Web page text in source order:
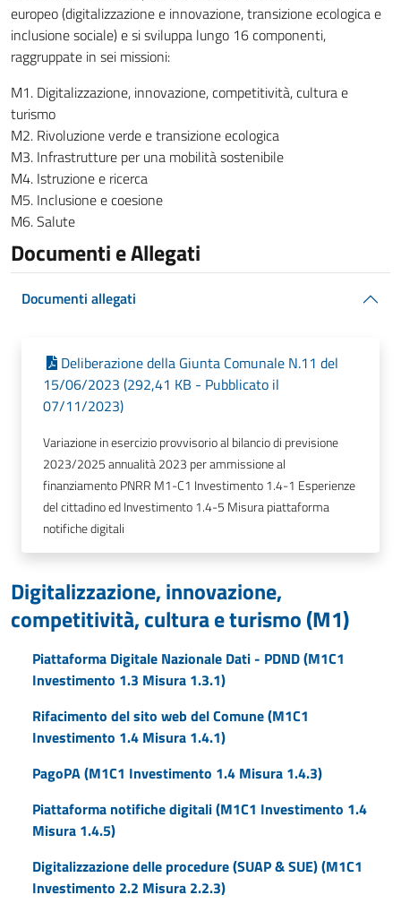
europeo (digitalizzazione e innovazione, transizione ecologica e
inclusione sociale) e si sviluppa lungo 16 componenti,
raggruppate in sei missioni:
M1. Digitalizzazione, innovazione, competitività, cultura e
turismo
M2. Rivoluzione verde e transizione ecologica
M3. Infrastrutture per una mobilità sostenibile
M4. Istruzione e ricerca
M5. Inclusione e coesione
M6. Salute
Documenti e Allegati
Documenti allegati
Deliberazione della Giunta Comunale N.11 del
15/06/2023 (292,41 KB - Pubblicato il
07/11/2023)
Variazione in esercizio provvisorio al bilancio di previsione
2023/2025 annualità 2023 per ammissione al
finanziamento PNRR M1-C1 Investimento 1.4-1 Esperienze
del cittadino ed Investimento 1.4-5 Misura piattaforma
notifiche digitali
Digitalizzazione, innovazione,
competitività, cultura e turismo (M1)
Piattaforma Digitale Nazionale Dati - PDND (M1C1
Investimento 1.3 Misura 1.3.1)
Rifacimento del sito web del Comune (M1C1
Investimento 1.4 Misura 1.4.1)
PagoPA (M1C1 Investimento 1.4 Misura 1.4.3)
Piattaforma notifiche digitali (M1C1 Investimento 1.4
Misura 1.4.5)
Digitalizzazione delle procedure (SUAP & SUE) (M1C1
Investimento 2.2 Misura 2.2.3)